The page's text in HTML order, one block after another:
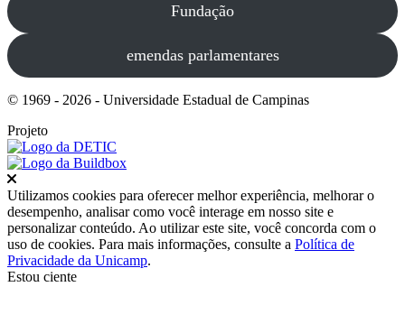
Fundação
emendas parlamentares
© 1969 - 2026 - Universidade Estadual de Campinas
Projeto
Fechar
Utilizamos cookies para oferecer melhor experiência, melhorar o
desempenho, analisar como você interage em nosso site e
personalizar conteúdo. Ao utilizar este site, você concorda com o
uso de cookies. Para mais informações, consulte a Política de
Privacidade da Unicamp.
Estou ciente